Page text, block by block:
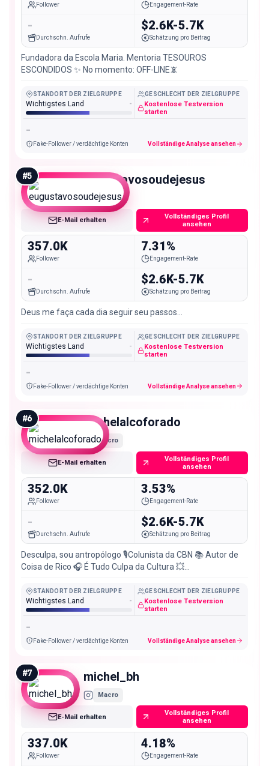
Follower Engagement-Rate
-
Durchschn. Aufrufe
$2.6K-5.7K
Schätzung pro Beitrag
Fundadora da Escola Maria. Mentoria TESOUROS
ESCONDIDOS ✨ No momento: OFF-LINE📵
STANDORT DER ZIELGRUPPE
Wichtigstes Land -
GESCHLECHT DER ZIELGRUPPE
Kostenlose Testversion
starten
-
Fake-Follower / verdächtige Konten Vollständige Analyse ansehen
#5 eugustavosoudejesus
Macro
E-Mail erhalten
Vollständiges Profil
ansehen
357.0K
Follower
7.31%
Engagement-Rate
-
Durchschn. Aufrufe
$2.6K-5.7K
Schätzung pro Beitrag
Deus me faça cada dia seguir seu passos…
STANDORT DER ZIELGRUPPE
Wichtigstes Land -
GESCHLECHT DER ZIELGRUPPE
Kostenlose Testversion
starten
-
Fake-Follower / verdächtige Konten Vollständige Analyse ansehen
#6 michelalcoforado
Macro
E-Mail erhalten
Vollständiges Profil
ansehen
352.0K
Follower
3.53%
Engagement-Rate
-
Durchschn. Aufrufe
$2.6K-5.7K
Schätzung pro Beitrag
Desculpa, sou antropólogo 🎙️Colunista da CBN 📚 Autor de
Coisa de Rico 🎧 É Tudo Culpa da Cultura 💥
STANDORT DER ZIELGRUPPE
Wichtigstes Land -
GESCHLECHT DER ZIELGRUPPE
Kostenlose Testversion
starten
-
Fake-Follower / verdächtige Konten Vollständige Analyse ansehen
#7 michel_bh
Macro
E-Mail erhalten
Vollständiges Profil
ansehen
337.0K
Follower
4.18%
Engagement-Rate